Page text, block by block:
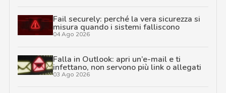
Fail securely: perché la vera sicurezza si
misura quando i sistemi falliscono
04 Ago 2026
Falla in Outlook: apri un’e-mail e ti
infettano, non servono più link o allegati
03 Ago 2026